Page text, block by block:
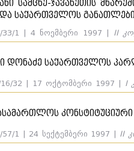
სამცხე-ჯავახეთის
საქართველოს
33/1 | 4 ნოემბერი 1997 | II
ზაურ ჯინჯოლავა.
არსებითად
პრობლემა
დონაძე საქართველოს
32 | 17 ოქტომბერი 1997 | I
მოპასუხე:
კონსტიტუციური
1 | 24 სექტემბერი 1997 | II
ზაურ ჯინჯოლავა.